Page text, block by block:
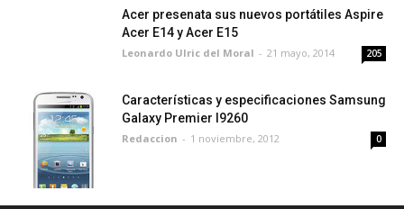
Acer presenata sus nuevos portátiles Aspire
Acer E14 y Acer E15
Leonardo Ulric del Moral - 21 mayo, 2014 205
Características y especificaciones Samsung
Galaxy Premier I9260
Redaccion - 1 noviembre, 2012 0